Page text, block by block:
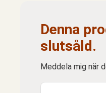
Denna
slutsåld.
Meddela mig när